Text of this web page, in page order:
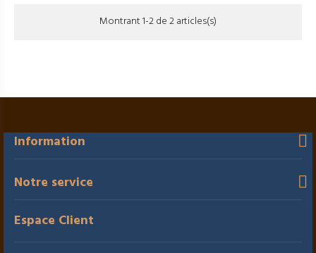
Montrant 1-2 de 2 articles(s)
Information
Notre service
Espace Client